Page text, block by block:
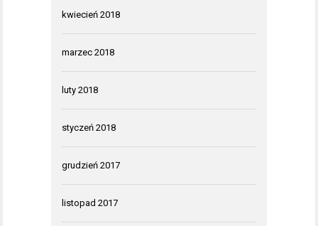
kwiecień 2018
marzec 2018
luty 2018
styczeń 2018
grudzień 2017
listopad 2017